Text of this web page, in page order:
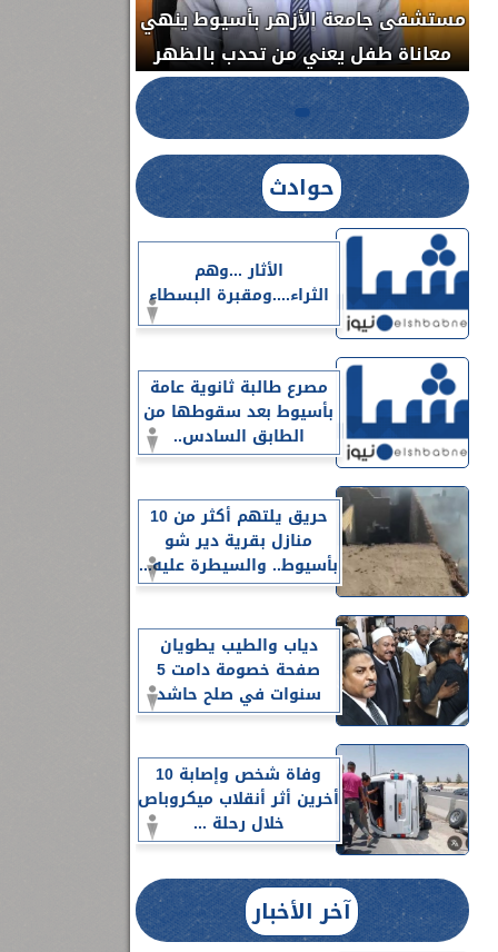
الدواء المصرية يشن حملة رقابية مكبرة
لضبط المنشآت الطبية المخالفة.....
حوادث
الأثار ...وهم
الثراء....ومقبرة البسطاء
مصرع طالبة ثانوية عامة
بأسيوط بعد سقوطها من
الطابق السادس..
حريق يلتهم أكثر من 10
منازل بقرية دير شو
بأسيوط.. والسيطرة عليه...
دياب والطيب يطويان
صفحة خصومة دامت 5
سنوات في صلح حاشد
وفاة شخص وإصابة 10
أخرين أثر أنقلاب ميكروباص
خلال رحلة ...
آخر الأخبار